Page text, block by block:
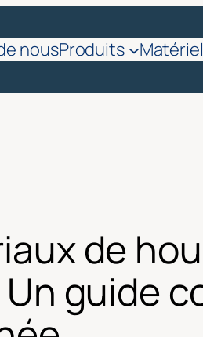
nousProduits Matériel
de
guide